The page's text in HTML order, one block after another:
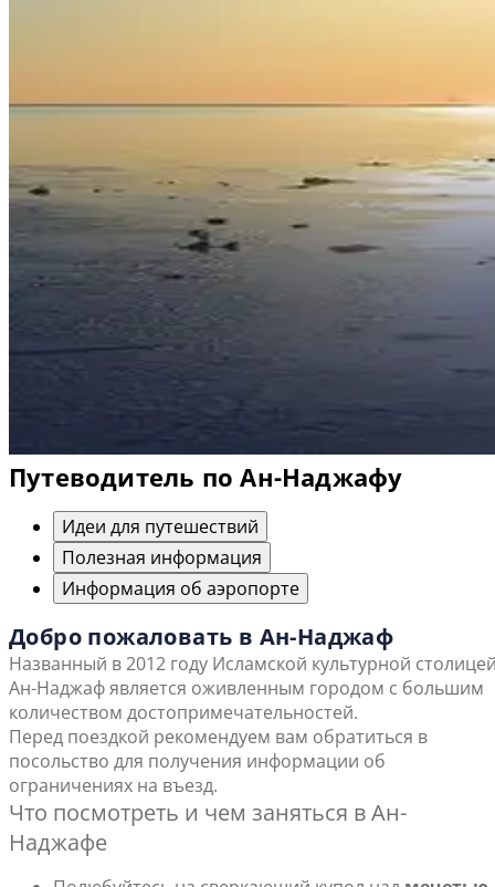
Путеводитель по Ан-Наджафу
Идеи для путешествий
Полезная информация
Информация об аэропорте
Добро пожаловать в Ан-Наджаф
Названный в 2012 году Исламской культурной
Ан-Наджаф является оживленным городом с большим
количеством достопримечательностей.
Перед поездкой рекомендуем вам обратиться в
посольство для получения информации об
ограничениях на въезд.
Что посмотреть и чем заняться в Ан-
Наджафе